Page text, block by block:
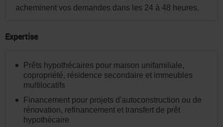
acheminent vos demandes dans les 24 à 48 heures.
Expertise
Prêts hypothécaires pour maison unifamiliale,
copropriété, résidence secondaire et immeubles
multilocatifs
Financement pour projets d'autoconstruction ou de
rénovation, refinancement et transfert de prêt
hypothécaire
la
tête
ou
le